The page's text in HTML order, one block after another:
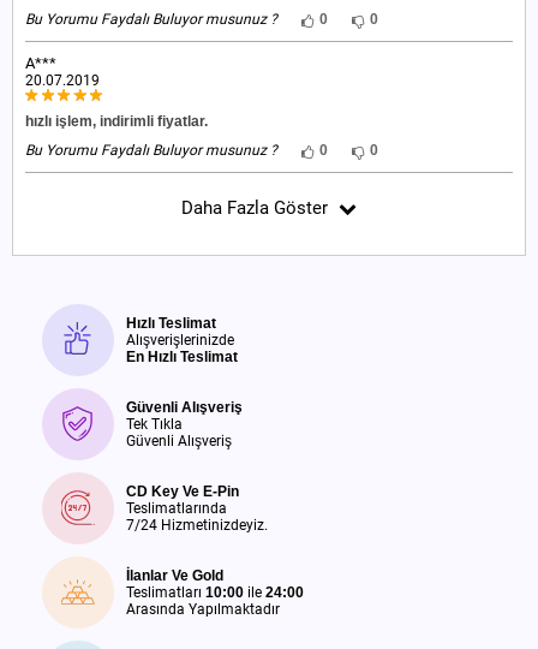
Bu Yorumu Faydalı Buluyor musunuz ?
0 0
A***
20.07.2019
hızlı işlem, indirimli fiyatlar.
Bu Yorumu Faydalı Buluyor musunuz ?
0 0
Daha Fazla Göster
Hızlı Teslimat
Alışverişlerinizde
En Hızlı Teslimat
Güvenli Alışveriş
Tek Tıkla
Güvenli Alışveriş
CD Key Ve E-Pin
Teslimatlarında
7/24 Hizmetinizdeyiz.
İlanlar Ve Gold
Teslimatları 10:00 ile 24:00
Arasında Yapılmaktadır